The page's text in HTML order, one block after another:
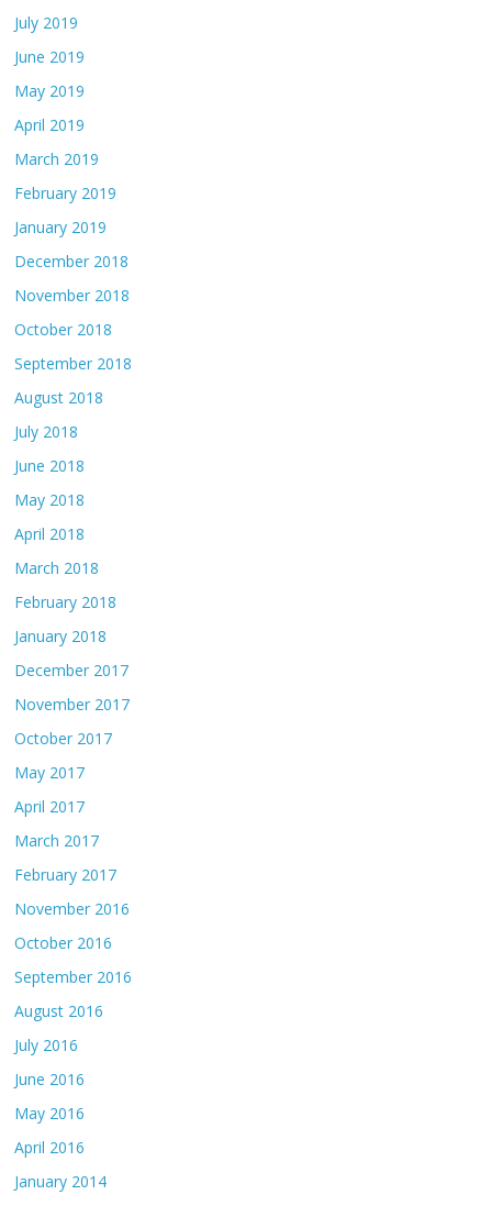
July 2019
June 2019
May 2019
April 2019
March 2019
February 2019
January 2019
December 2018
November 2018
October 2018
September 2018
August 2018
July 2018
June 2018
May 2018
April 2018
March 2018
February 2018
January 2018
December 2017
November 2017
October 2017
May 2017
April 2017
March 2017
February 2017
November 2016
October 2016
September 2016
August 2016
July 2016
June 2016
May 2016
April 2016
January 2014